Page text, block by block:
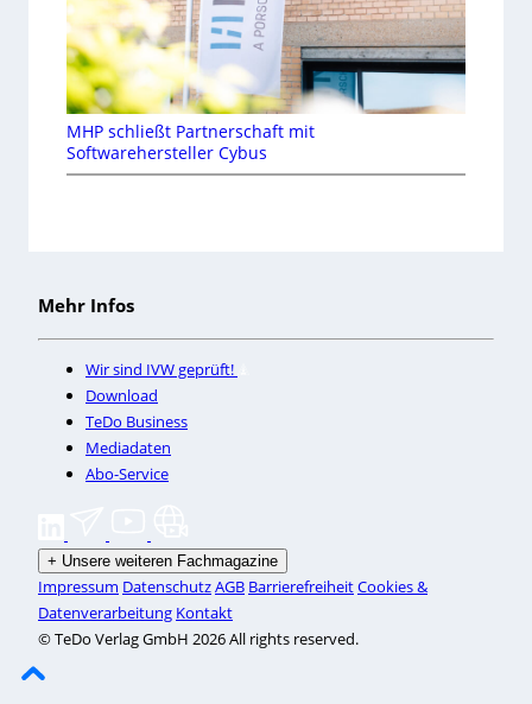
MHP schließt Partnerschaft mit
Softwarehersteller Cybus
Mehr Infos
Wir sind IVW geprüft!
Download
TeDo Business
Mediadaten
Abo-Service
+ Unsere weiteren Fachmagazine
Impressum DatenschutzAGB BarrierefreiheitCookies &
Datenverarbeitung Kontakt
© TeDo Verlag GmbH 2026 All rights reserved.